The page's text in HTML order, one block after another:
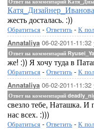
Катя_Дизайнер_Иванова
жесть досталась. :))
Обратиться - Ответить - К
Annataliya 06-02-2011-11:32
Ответ на комментарий
же! :)) Я хочу туда в
Обратиться - Ответить - К
Annataliya 06-02-2011-11:32
Ответ на комментарий
свезло тебе, Наташка. И
нас всех. :)))
Обратиться - Ответить - К